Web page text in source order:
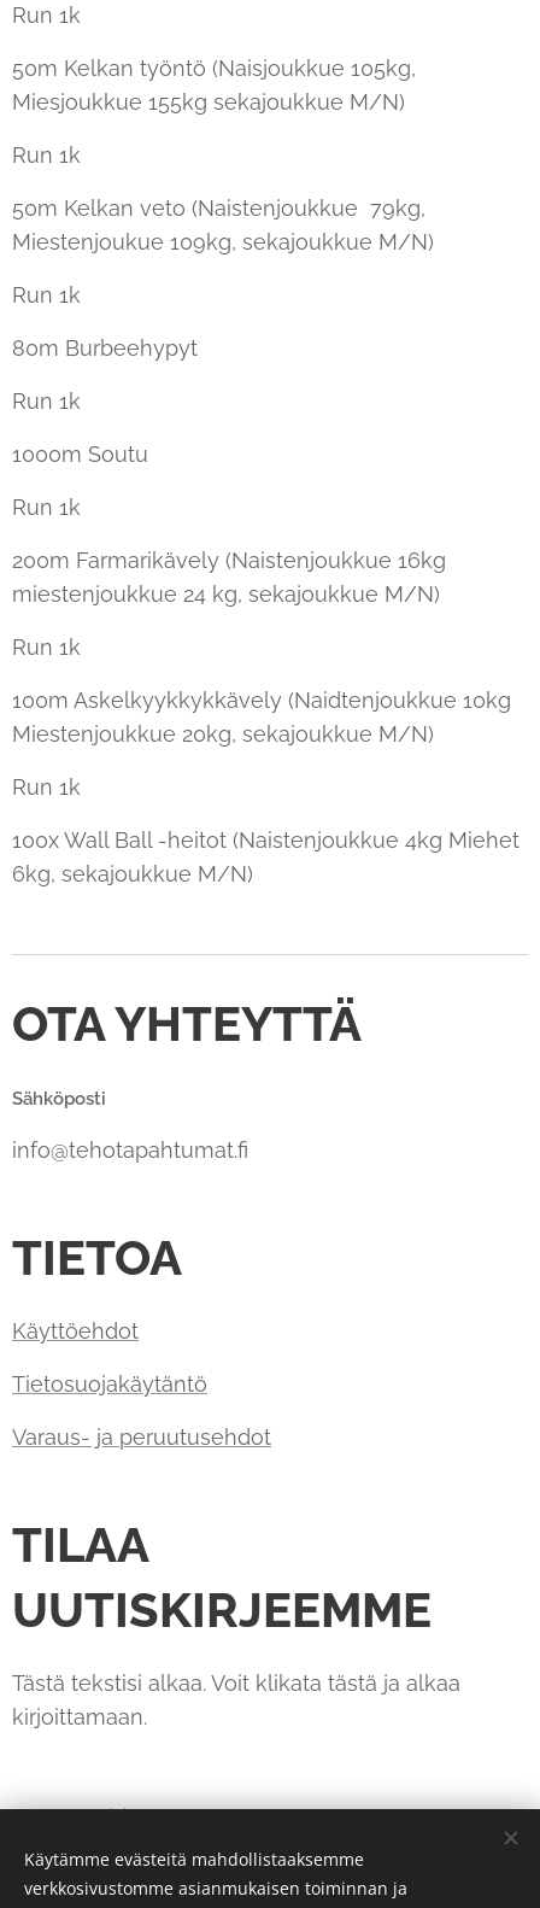
Run 1k
50m Kelkan työntö (Naisjoukkue 105kg,
Miesjoukkue 155kg sekajoukkue M/N)
Run 1k
50m Kelkan veto (Naistenjoukkue 79kg,
Miestenjoukue 109kg, sekajoukkue M/N)
Run 1k
80m Burbeehypyt
Run 1k
1000m Soutu
Run 1k
200m Farmarikävely (Naistenjoukkue 16kg
miestenjoukkue 24 kg, sekajoukkue M/N)
Run 1k
100m Askelkyykkykkävely (Naidtenjoukkue 10kg
Miestenjoukkue 20kg, sekajoukkue M/N)
Run 1k
100x Wall Ball -heitot (Naistenjoukkue 4kg Miehet
6kg, sekajoukkue M/N)
OTA YHTEYTTÄ
Sähköposti
info@tehotapahtumat.fi
TIETOA
Käyttöehdot
Tietosuojakäytäntö
Varaus- ja peruutusehdot
TILAA
UUTISKIRJEEMME
Tästä tekstisi alkaa. Voit klikata tästä ja alkaa
kirjoittamaan.
Sähköposti
Käytämme evästeitä mahdollistaaksemme
verkkosivustomme asianmukaisen toiminnan ja